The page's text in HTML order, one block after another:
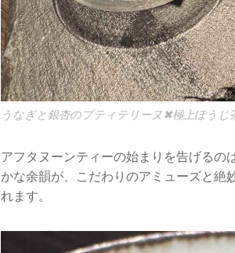
うなぎと銀杏のプティテリーヌ✖極上ほうじ
アフタヌーンティーの始まりを告げるの
かな余韻が、こだわりのアミューズと絶
れます。